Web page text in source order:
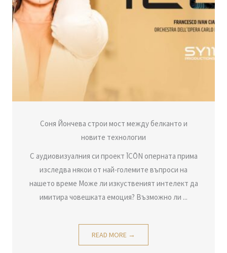
Соня Йончева строи мост между белканто и
новите технологии
С аудиовизуалния си проект ĪCŌN оперната прима
изследва някои от най-големите въпроси на
нашето време Може ли изкуственият интелект да
имитира човешката емоция? Възможно ли ...
READ MORE →